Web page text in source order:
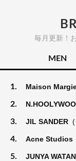
毎月更新！
MEN
1. Maison
2.
3. JIL SANDER (
4. Acne Studios
5. JUNYA